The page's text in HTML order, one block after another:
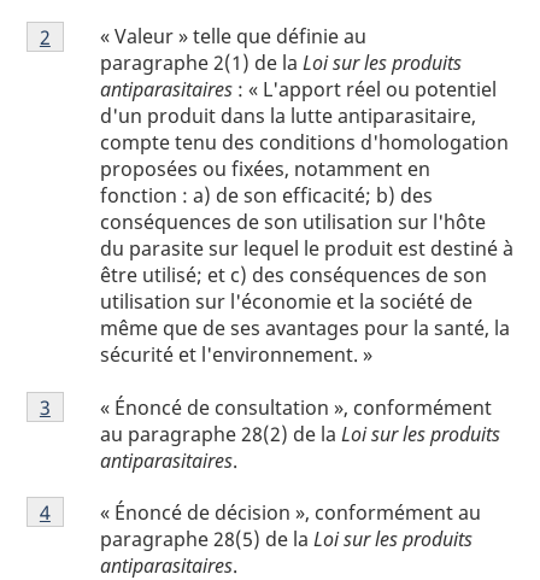
page
1
Note
de
« Valeur » telle que définie au
paragraphe 2(1) de la Loi sur les produits
antiparasitaires: « L'apport réel ou potentiel
d'un produit dans la lutte antiparasitaire,
compte tenu des conditions d'homologation
proposées ou fixées, notamment en
fonction : a) de son efficacité; b) des
conséquences de son utilisation sur l'hôte
du parasite sur lequel le produit est destiné à
être utilisé; et c) des conséquences de son
utilisation sur l'économie et la société de
même que de ses avantages pour la santé, la
sécurité et l'environnement. »
Retour à la référence de la note de bas de page
2
Note
de
page
3
« Énoncé de consultation », conformément
au paragraphe 28(2) de la Loi sur les produits
antiparasitaires.
Retour à la référence de la note de bas de page
3
Note
de
« Énoncé de décision », conformément au
paragraphe 28(5) de la Loi sur les produits
antiparasitaires.
Retour à la référence de la note de bas de page
4